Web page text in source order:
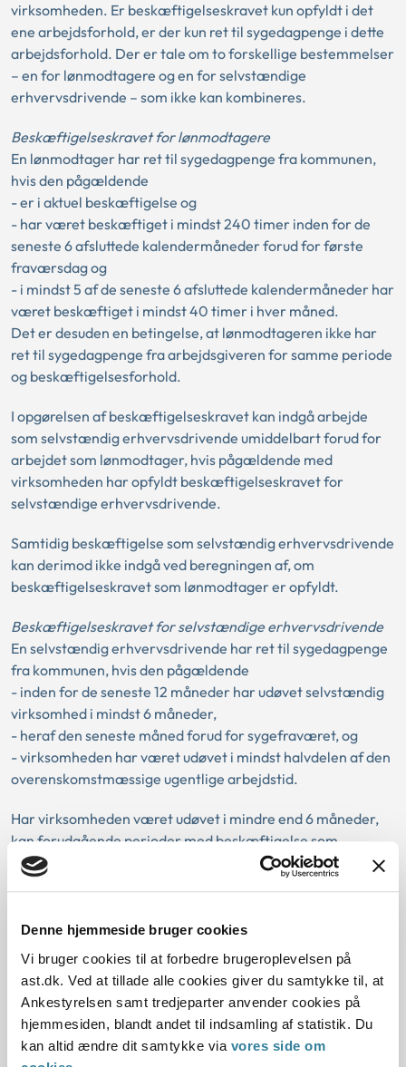
Denne hjemmeside bruger cookies
Vi bruger cookies til at forbedre brugeroplevelsen på
ast.dk. Ved at tillade alle cookies giver du samtykke til, at
Ankestyrelsen samt tredjeparter anvender cookies på
hjemmesiden, blandt andet til indsamling af statistik. Du
kan altid ændre dit samtykke via vores side om
virksomheden. Er beskæftigelseskravet kun opfyldt i det
ene arbejdsforhold, er der kun ret til sygedagpenge i dette
arbejdsforhold. Der er tale om to forskellige bestemmelser
– en for lønmodtagere og en for selvstændige
erhvervsdrivende – som ikke kan kombineres.
Beskæftigelseskravet for lønmodtagere
En lønmodtager har ret til sygedagpenge fra kommunen,
hvis den pågældende
- er i aktuel beskæftigelse og
- har været beskæftiget i mindst 240 timer inden for de
seneste 6 afsluttede kalendermåneder forud for første
fraværsdag og
- i mindst 5 af de seneste 6 afsluttede kalendermåneder har
været beskæftiget i mindst 40 timer i hver måned.
Det er desuden en betingelse, at lønmodtageren ikke har
ret til sygedagpenge fra arbejdsgiveren for samme periode
og beskæftigelsesforhold.
I opgørelsen af beskæftigelseskravet kan indgå arbejde
som selvstændig erhvervsdrivende umiddelbart forud for
arbejdet som lønmodtager, hvis pågældende med
virksomheden har opfyldt beskæftigelseskravet for
selvstændige erhvervsdrivende.
Samtidig beskæftigelse som selvstændig erhvervsdrivende
kan derimod ikke indgå ved beregningen af, om
beskæftigelseskravet som lønmodtager er opfyldt.
Beskæftigelseskravet for selvstændige erhvervsdrivende
En selvstændig erhvervsdrivende har ret til sygedagpenge
fra kommunen, hvis den pågældende
- inden for de seneste 12 måneder har udøvet selvstændig
virksomhed i mindst 6 måneder,
- heraf den seneste måned forud for sygefraværet, og
- virksomheden har været udøvet i mindst halvdelen af den
overenskomstmæssige ugentlige arbejdstid.
Har virksomheden været udøvet i mindre end 6 måneder,
kan forudgående perioder med beskæftigelse som
lønmodtager medregnes i opgørelsen af
Samtidig beskæftigelse som lønmodtager kan derimod ikke
selvstændig erhvervsdrivende er opfyldt.
Den konkrete sag
I den konkrete sag havde borger i de seneste seks afsluttede
kalendermåneder forud for sygefraværet arbejdet som